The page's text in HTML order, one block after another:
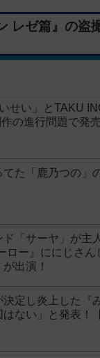
レゼ篇』の盗
せい」とTAKU
の進行問題で発
た「鹿乃つの」
「サーヤ」が主
ロー』ににじさ
出演！
定し炎上した『
ない」と発表！